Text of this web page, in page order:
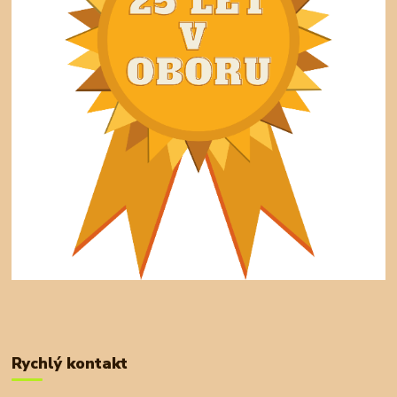
Rychlý kontakt